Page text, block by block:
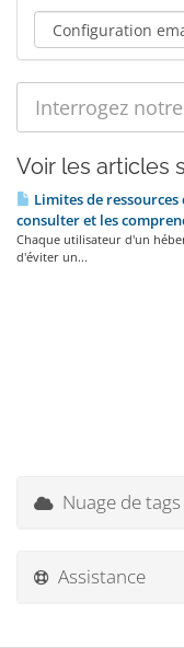
Voir les articles
Limites de
consulter et les
Chaque utilisateur d'un
d'éviter un...
Nuage de tags
Assistance